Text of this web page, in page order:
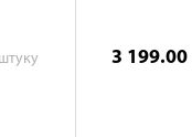
3 199.00